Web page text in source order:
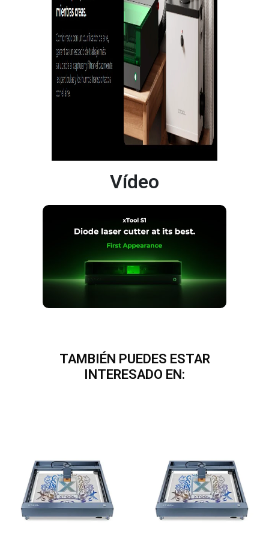
Vídeo
TAMBIÉN PUEDES ESTAR
INTERESADO EN: